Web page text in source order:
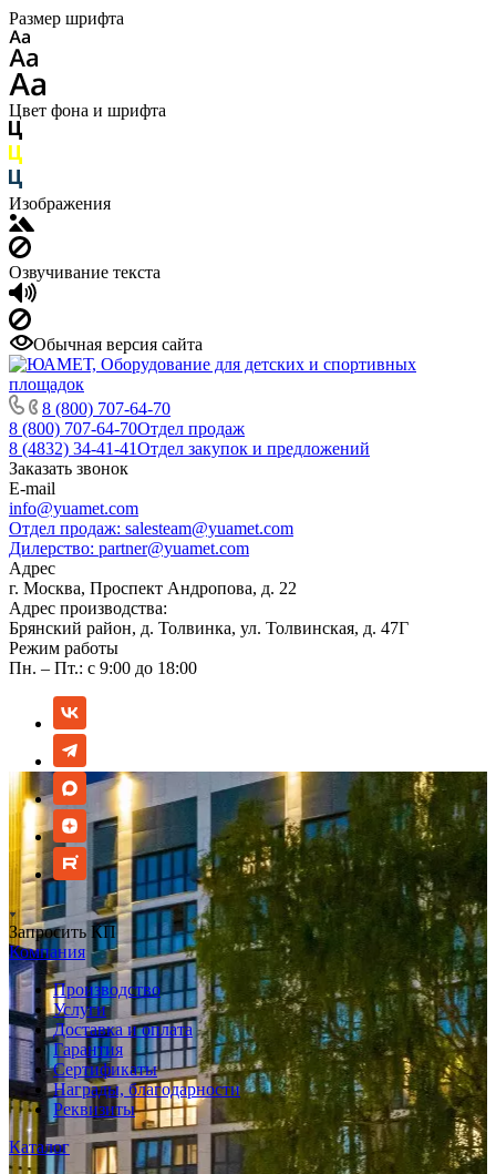
Размер шрифта
Цвет фона и шрифта
Изображения
Озвучивание текста
Обычная версия сайта
8 (800) 707-64-70
8 (800) 707-64-70Отдел продаж
8 (4832) 34-41-41Отдел закупок и предложений
Заказать звонок
E-mail
info@yuamet.com
Отдел продаж: salesteam@yuamet.com
Дилерство: partner@yuamet.com
Адрес
г. Москва, Проспект Андропова, д. 22
Адрес производства:
Брянский район, д. Толвинка, ул. Толвинская, д. 47Г
Режим работы
Пн. – Пт.: с 9:00 до 18:00
Запросить КП
Компания
Производство
Услуги
Доставка и оплата
Гарантия
Сертификаты
Награды, благодарности
Реквизиты
Каталог